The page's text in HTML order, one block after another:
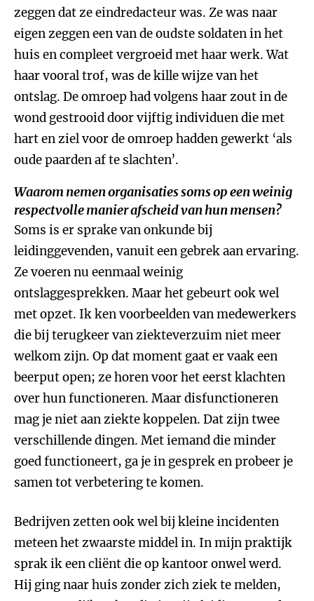
zeggen dat ze eindredacteur was. Ze was naar
eigen zeggen een van de oudste soldaten in het
huis en compleet vergroeid met haar werk. Wat
haar vooral trof, was de kille wijze van het
ontslag. De omroep had volgens haar zout in de
wond gestrooid door vijftig individuen die met
hart en ziel voor de omroep hadden gewerkt ‘als
oude paarden af te slachten’.
Waarom nemen organisaties soms op een weinig
respectvolle manier afscheid van hun mensen?
Soms is er sprake van onkunde bij
leidinggevenden, vanuit een gebrek aan ervaring.
Ze voeren nu eenmaal weinig
ontslaggesprekken. Maar het gebeurt ook wel
met opzet. Ik ken voorbeelden van medewerkers
die bij terugkeer van ziekteverzuim niet meer
welkom zijn. Op dat moment gaat er vaak een
beerput open; ze horen voor het eerst klachten
over hun functioneren. Maar disfunctioneren
mag je niet aan ziekte koppelen. Dat zijn twee
verschillende dingen. Met iemand die minder
goed functioneert, ga je in gesprek en probeer je
samen tot verbetering te komen.
Bedrijven zetten ook wel bij kleine incidenten
meteen het zwaarste middel in. In mijn praktijk
sprak ik een cliënt die op kantoor onwel werd.
Hij ging naar huis zonder zich ziek te melden,